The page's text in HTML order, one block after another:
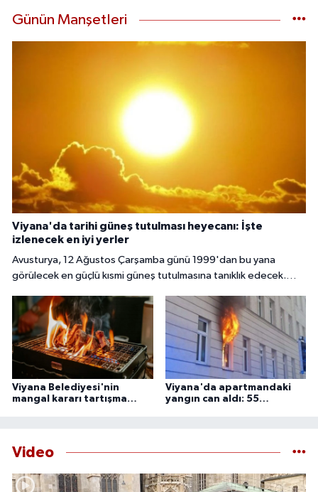
Günün Manşetleri
Viyana'da tarihi güneş tutulması heyecanı: İşte
izlenecek en iyi yerler
Avusturya, 12 Ağustos Çarşamba günü 1999'dan bu yana
görülecek en güçlü kısmi güneş tutulmasına tanıklık edecek.
85 ila 89'unun Ay tarafından örtüleceği bu nadir doğa olayını
izlemek için çeşitli noktalarda bir araya gelecek.
Viyana Belediyesi'nin
mangal kararı tartışma
Viyana'da apartmandaki
yangın can aldı: 55
Video